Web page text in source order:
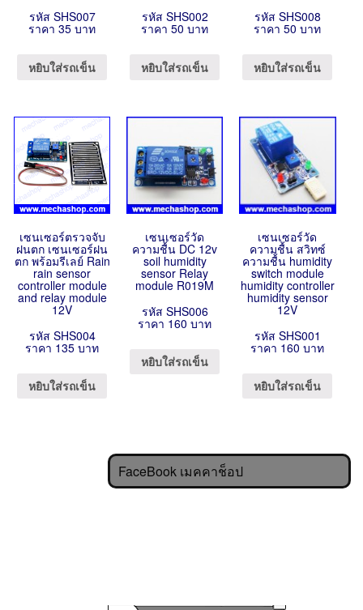
รหัส SHS007
ราคา 35 บาท
หยิบใส่รถเข็น
รหัส SHS002
ราคา 50 บาท
หยิบใส่รถเข็น
รหัส SHS008
ราคา 50 บาท
หยิบใส่รถเข็น
เซนเซอร์ตรวจจับ
ฝนตก เซนเซอร์ฝน
ตก พร้อมรีเลย์ Rain
rain sensor
controller module
and relay module
12V
รหัส SHS004
ราคา 135 บาท
หยิบใส่รถเข็น
เซนเซอร์วัด
ความชื้น DC 12v
soil humidity
sensor Relay
module R019M
รหัส SHS006
ราคา 160 บาท
หยิบใส่รถเข็น
เซนเซอร์วัด
ความชื้น สวิทซ์
ความชื้น humidity
switch module
humidity controller
humidity sensor
12V
รหัส SHS001
ราคา 160 บาท
หยิบใส่รถเข็น
FaceBook เมคคาช็อป